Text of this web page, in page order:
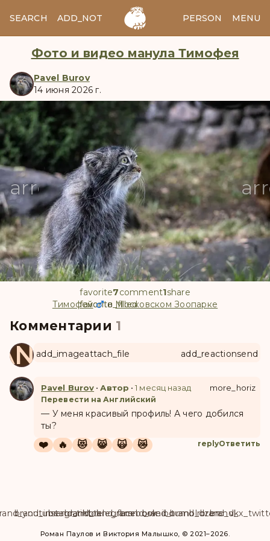
SEARCH ADD_NOTES ADD_IMAGE PERSON MENU
Фото и видео манула Тимофея
Pavel Burov
14 июня 2026 г.
manul
arrow_back
favorite
favorite
favorite_filled
7comment1share
Тимофей
в Московском Зоопарке
Комментарии 1
add_imageattach_file add_reactionsend
Pavel Burov •Автор •1 месяц назад
Перевести на Английский
more_horiz
— У меня красивый профиль! А чего добился
ты?
❤️ 🔥 😻 😸 🙀 😿 replyОтветить
brand_instagram
brand_tiktok
brand_telegram
brand_facebook
brand_weibo
brand_tumblr
brand_dzenbrand_vk
Роман Паулов и Виктория Малышко, © 2021–2026.